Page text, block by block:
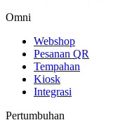
Omni
Webshop
Pesanan QR
Tempahan
Kiosk
Integrasi
Pertumbuhan